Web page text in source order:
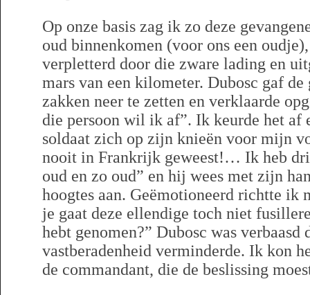
Op onze basis zag ik zo deze
oud binnenkomen (voor ons een
verpletterd door die zware lading en
mars van een kilometer. Dubosc gaf
zakken neer te zetten en verklaarde
die persoon wil ik af”. Ik keurde het
soldaat zich op zijn knieën voor mijn
nooit in Frankrijk geweest!… Ik heb
oud en zo oud” en hij wees met zijn
hoogtes aan. Geëmotioneerd richtte ik
je gaat deze ellendige toch niet
hebt genomen?” Dubosc was
vastberadenheid verminderde. Ik kon
de commandant, die de beslissing